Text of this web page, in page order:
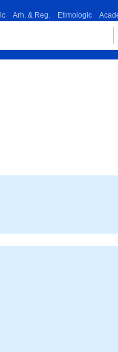
Arh. & Reg. Etimologic